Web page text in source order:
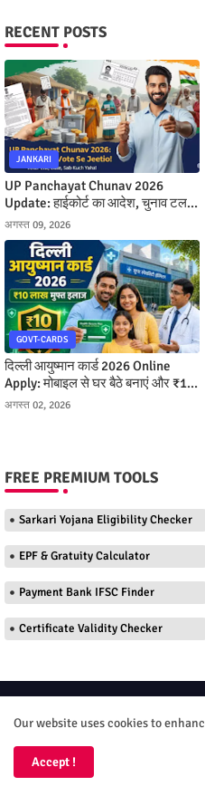
RECENT POSTS
JANKARI
UP Panchayat Chunav 2026
Update: हाईकोर्ट का आदेश, चुनाव टलने
के कारण और नई तारीखें
अगस्त 09, 2026
GOVT-CARDS
दिल्ली आयुष्मान कार्ड 2026 Online
Apply: मोबाइल से घर बैठे बनाएं और ₹10
लाख तक मुफ्त इलाज पाएं
अगस्त 02, 2026
FREE PREMIUM TOOLS
Sarkari Yojana Eligibility Checker
EPF & Gratuity Calculator
Payment Bank IFSC Finder
Certificate Validity Checker
All Right Reserved Your
Terms and
Our website uses cookies to
Accept !